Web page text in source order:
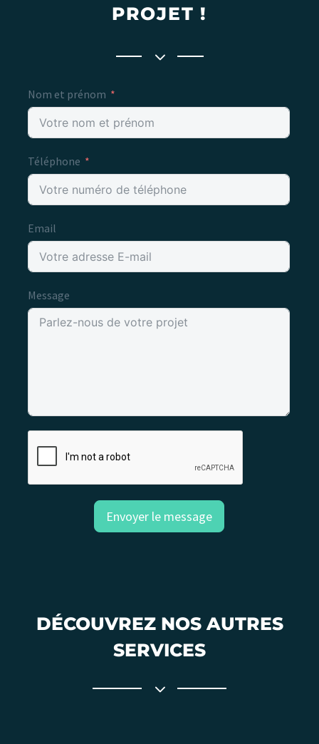
PROJET !
Nom et prénom
Téléphone
Email
Message
Envoyer le message
DÉCOUVREZ NOS AUTRES
SERVICES